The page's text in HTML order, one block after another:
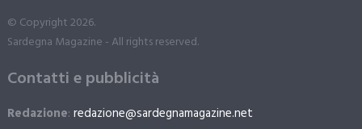
© Copyright 2026.
Sardegna Magazine - All rights reserved.
Contatti e pubblicità
Redazione: redazione@sardegnamagazine.net